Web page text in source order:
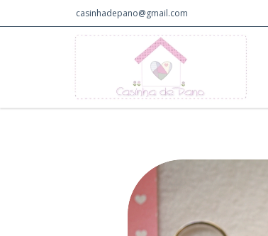
casinhadepano@gmail.com